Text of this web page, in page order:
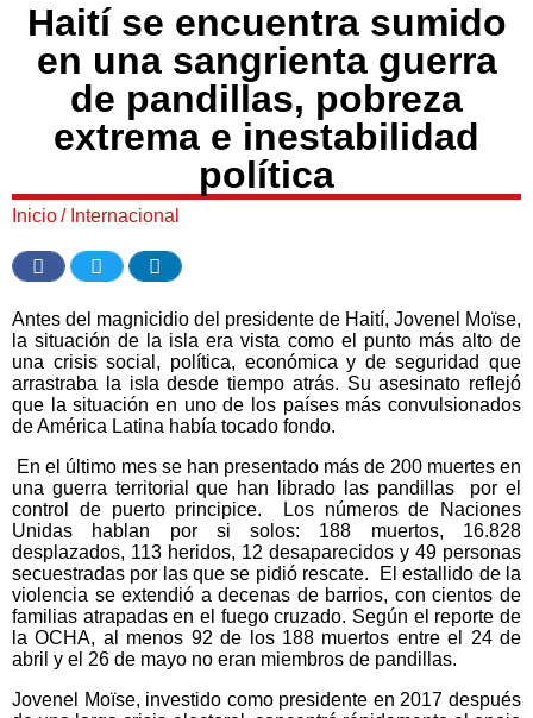
Haití se encuentra sumido
en una sangrienta guerra
de pandillas, pobreza
extrema e inestabilidad
política
Inicio/ Internacional
Antes del magnicidio del presidente de Haití, Jovenel Moïse,
la situación de la isla era vista como el punto más alto de
una crisis social, política, económica y de seguridad que
arrastraba la isla desde tiempo atrás. Su asesinato reflejó
que la situación en uno de los países más convulsionados
de América Latina había tocado fondo.
En el último mes se han presentado más de 200 muertes en
una guerra territorial que han librado las pandillas por el
control de puerto principice. Los números de Naciones
Unidas hablan por si solos: 188 muertos, 16.828
desplazados, 113 heridos, 12 desaparecidos y 49 personas
secuestradas por las que se pidió rescate. El estallido de la
violencia se extendió a decenas de barrios, con cientos de
familias atrapadas en el fuego cruzado. Según el reporte de
la OCHA, al menos 92 de los 188 muertos entre el 24 de
abril y el 26 de mayo no eran miembros de pandillas.
Jovenel Moïse, investido como presidente en 2017 después